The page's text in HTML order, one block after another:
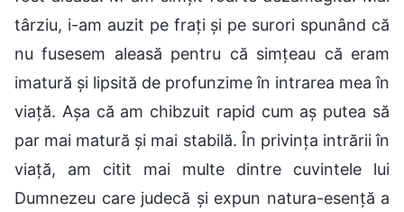
târziu, i-am auzit pe frați și pe surori spunând că
nu fusesem aleasă pentru că simțeau că eram
imatură și lipsită de profunzime în intrarea mea în
viață. Așa că am chibzuit rapid cum aș putea să
par mai matură și mai stabilă. În privința intrării în
viață, am citit mai multe dintre cuvintele lui
Dumnezeu care judecă și expun natura-esență a